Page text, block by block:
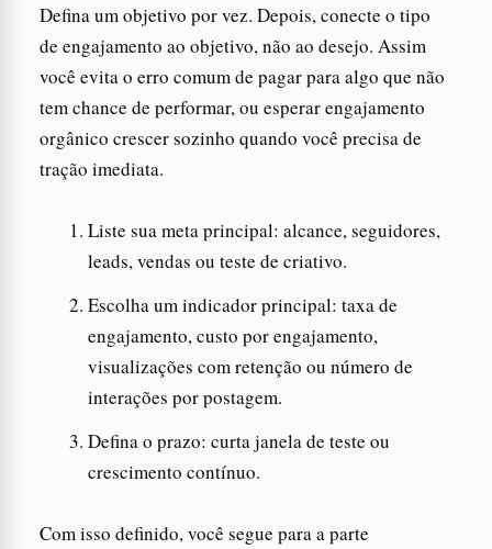
Defina um objetivo por vez. Depois, conecte o tipo
de engajamento ao objetivo, não ao desejo. Assim
você evita o erro comum de pagar para algo que não
tem chance de performar, ou esperar engajamento
orgânico crescer sozinho quando você precisa de
tração imediata.
Liste sua meta principal: alcance, seguidores,
leads, vendas ou teste de criativo.
Escolha um indicador principal: taxa de
engajamento, custo por engajamento,
visualizações com retenção ou número de
interações por postagem.
Defina o prazo: curta janela de teste ou
crescimento contínuo.
Com isso definido, você segue para a parte